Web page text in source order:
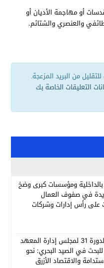
أو مهاجمة الأديان أو
والعنصري والشتائم.
من البريد المزعجة.
التعليقات الخاصة بك
بالداخلية ومؤسسات كبرى وضخ
في صفوف العمال
على رأس إدارات وشركات
انعقاد الدورة 31 لمجلس إدارة المعهد
في الصيد البحري: نحو
والاقتصاد الأزرق